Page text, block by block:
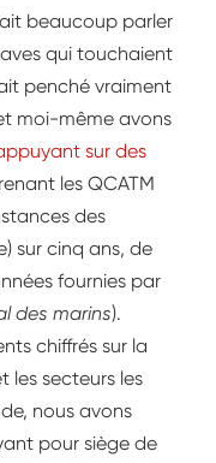
beaucoup parler
qui touchaient
penché vraiment
moi-même avons
sur des
les QCATM
des
sur cinq ans, de
fournies par
des marins).
chiffrés sur la
les secteurs les
nous avons
pour siège de